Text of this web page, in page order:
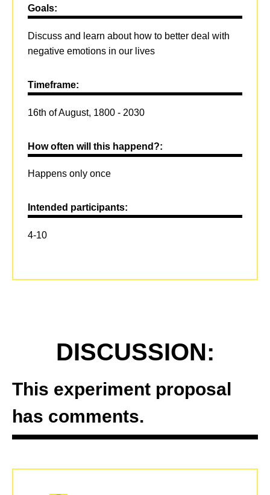
Goals:
Discuss and learn about how to better deal with
negative emotions in our lives
Timeframe:
16th of August, 1800 - 2030
How often will this happend?:
Happens only once
Intended participants:
4-10
DISCUSSION:
This experiment proposal
has comments.